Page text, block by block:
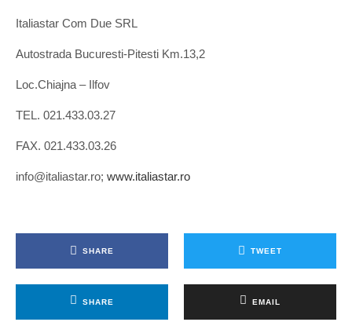
Italiastar Com Due SRL
Autostrada Bucuresti-Pitesti Km.13,2
Loc.Chiajna – Ilfov
TEL. 021.433.03.27
FAX. 021.433.03.26
info@italiastar.ro; www.italiastar.ro
SHARE TWEET
SHARE EMAIL